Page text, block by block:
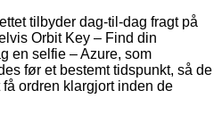
tilbyder dag-til-dag fragt på
Orbit Key – Find din
en selfie – Azure, som
før et bestemt tidspunkt, så de
ordren klargjort inden de